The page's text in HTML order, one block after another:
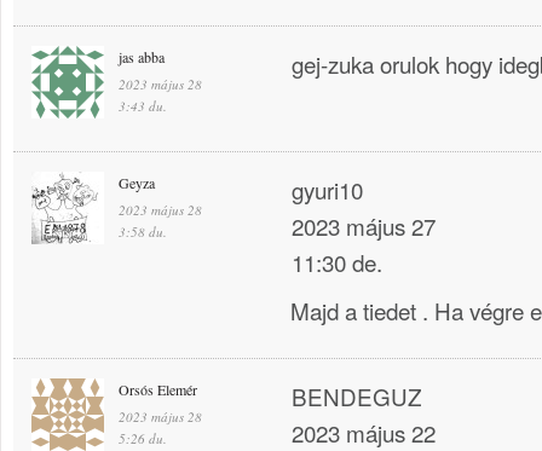
jas abba
2023 május 28
3:43 du.
gej-zuka orulok hogy
Geyza
2023 május 28
3:58 du.
gyuri10
2023 május 27
11:30 de.
Majd a tiedet . Ha végre
Orsós Elemér
2023 május 28
5:26 du.
BENDEGUZ
2023 május 22